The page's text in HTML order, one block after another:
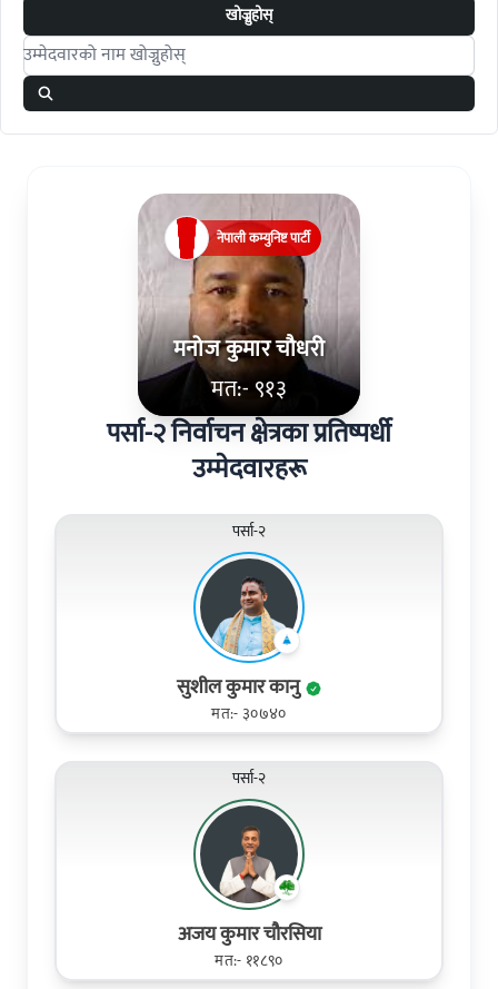
खोज्नुहोस्
Search candidates
मनोज कुमार चौधरी
मत:- ९१३
नेपाली कम्युनिष्ट पार्टी
पर्सा-२ निर्वाचन क्षेत्रका प्रतिष्पर्धी
उम्मेदवारहरू
पर्सा-२
सुशील कुमार कानु
मत:- ३०७४०
पर्सा-२
अजय कुमार चौरसिया
मत:- ११८९०